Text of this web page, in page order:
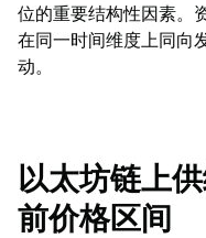
位的重要结构性因素。
在同一时间维度上同向
动。
以太坊链上
前价格区间